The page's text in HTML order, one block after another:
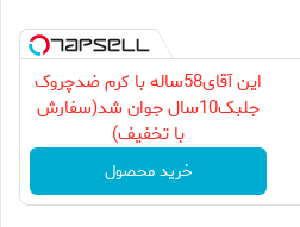
این آقای58ساله با کرم ضدچروک
جلبک10سال جوان شد(سفارش
با تخفیف)
خرید محصول